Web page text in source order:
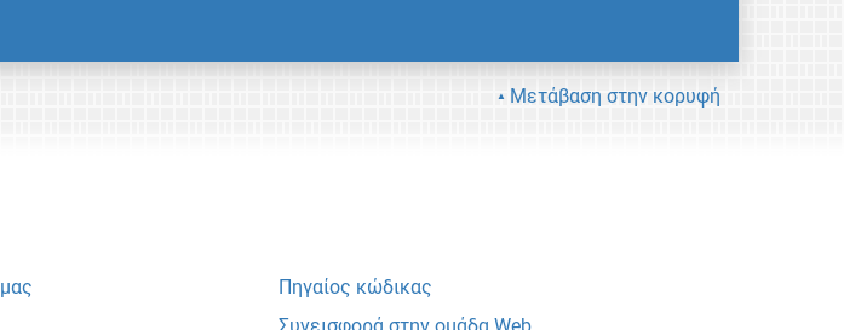
Μετάβαση στην κορυφή
Πηγαίος κώδικας